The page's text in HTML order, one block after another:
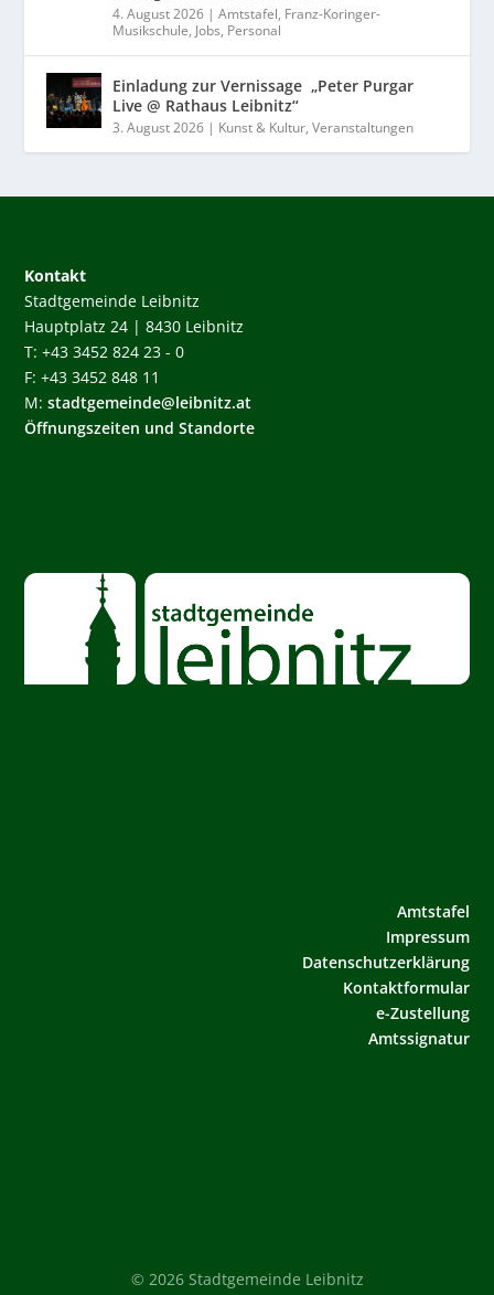
4. August 2026 |Amtstafel, Franz-Koringer-
Musikschule, Jobs, Personal
Einladung zur Vernissage „Peter Purgar
Live @ Rathaus Leibnitz“
3. August 2026 | Kunst & Kultur,Veranstaltungen
Kontakt
Stadtgemeinde Leibnitz
Hauptplatz 24 | 8430 Leibnitz
T: +43 3452 824 23 - 0
F: +43 3452 848 11
M:stadtgemeinde@leibnitz.at
Öffnungszeiten und Standorte
Amtstafel
Impressum
Datenschutzerklärung
Kontaktformular
e-Zustellung
Amtssignatur
© 2026 Stadtgemeinde Leibnitz